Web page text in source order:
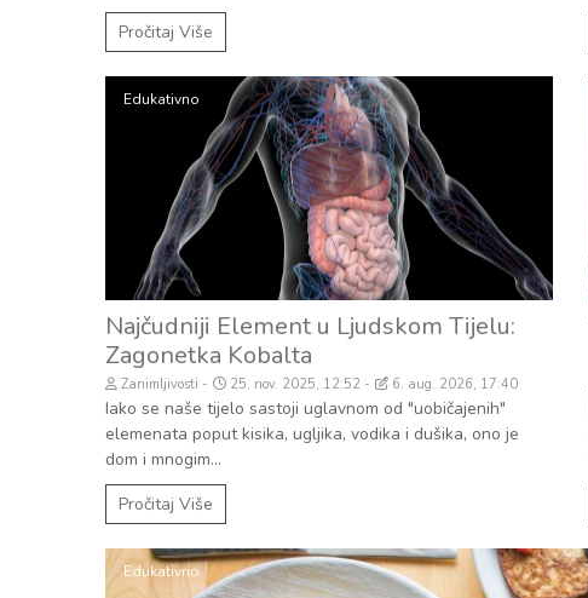
Pročitaj Više
Edukativno
Najčudniji Element u Ljudskom Tijelu:
Zagonetka Kobalta
Zanimljivosti 25. nov. 2025, 12:52 6. aug. 2026, 17:40
Iako se naše tijelo sastoji uglavnom od "uobičajenih"
elemenata poput kisika, ugljika, vodika i dušika, ono je
dom i mnogim...
Pročitaj Više
Edukativno